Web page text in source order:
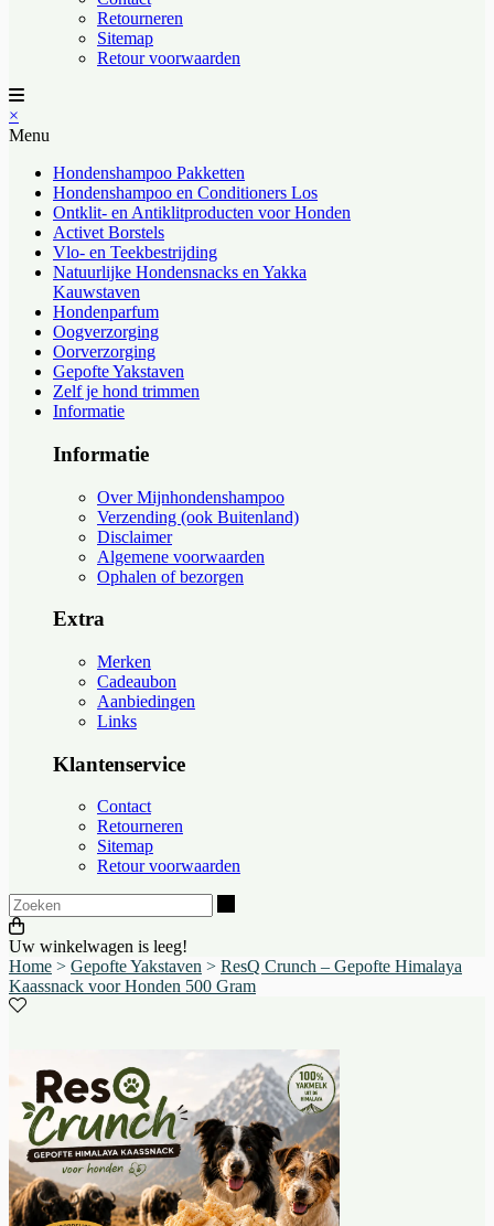
Retourneren
Sitemap
Retour voorwaarden
×
Menu
Hondenshampoo Pakketten
Hondenshampoo en Conditioners Los
Ontklit- en Antiklitproducten voor Honden
Activet Borstels
Vlo- en Teekbestrijding
Natuurlijke Hondensnacks en Yakka
Kauwstaven
Hondenparfum
Oogverzorging
Oorverzorging
Gepofte Yakstaven
Zelf je hond trimmen
Informatie
Informatie
Over Mijnhondenshampoo
Verzending (ook Buitenland)
Disclaimer
Algemene voorwaarden
Ophalen of bezorgen
Extra
Merken
Cadeaubon
Aanbiedingen
Links
Klantenservice
Contact
Retourneren
Sitemap
Retour voorwaarden
Uw winkelwagen is leeg!
Home > Gepofte Yakstaven > ResQ Crunch – Gepofte Himalaya
Kaassnack voor Honden 500 Gram